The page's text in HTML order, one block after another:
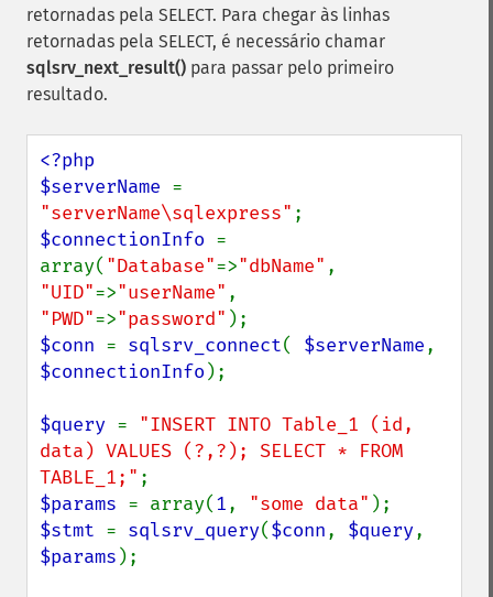
retornadas pela SELECT. Para chegar às linhas
retornadas pela SELECT, é necessário chamar
sqlsrv_next_result() para passar pelo primeiro
resultado.
<?php
$serverName
"serverName\sqlexpress"
$connectionInfo =
array( "Database"=>"dbName"
"UID"=>"userName"
"PWD"=>"password"
$conn = sqlsrv_connect( $serverName
$connectionInfo );
$query = "INSERT INTO Table_1 (id,
data) VALUES (?,?); SELECT * FROM
TABLE_1;"
$params = array(1, "some data"
$stmt = sqlsrv_query($conn, $query
$params );